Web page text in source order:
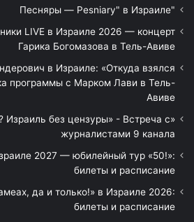
"Песняры — Pesniary" в Израиле
LIVE в Израиле 2026 — концерт
Гарика Богомазова в Тель-Авиве
в Израиле: «Откуда взялся
программы с Марком Лави в Тель-
Авиве
Израиль без цензуры» - Встреча с
журналистами 9 канала
2027 — юбилейный тур «50!»:
билеты и расписание
да и только!» в Израиле 2026:
билеты и расписание